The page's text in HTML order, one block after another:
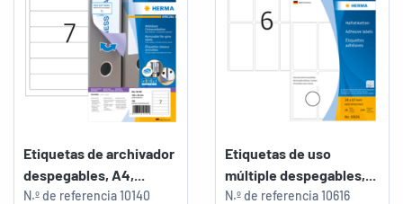
Etiquetas de archivador
despegables, A4,...
N.º de referencia10140
Etiquetas de uso
múltiple despegables,...
N.º de referencia10616